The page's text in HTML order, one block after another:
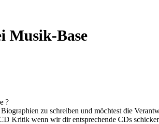
Musik-Base
?
zu schreiben und möchtest die
Kritik wenn wir dir entsprechende CDs